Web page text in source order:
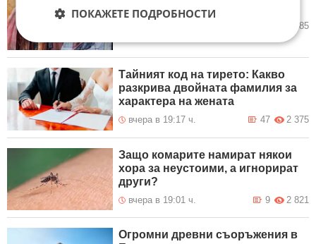
2026 г. Честито!
32 485
Тайният код на тирето: Какво
разкрива двойната фамилия за
характера на жената
вчера в 19:17 ч. 2 375
47
Защо комарите намират някои
хора за неустоими, а игнорират
други?
вчера в 19:01 ч. 2 821
9
Огромни древни съоръжения в
ПОКАЖЕТЕ ПОДРОБНОСТИ